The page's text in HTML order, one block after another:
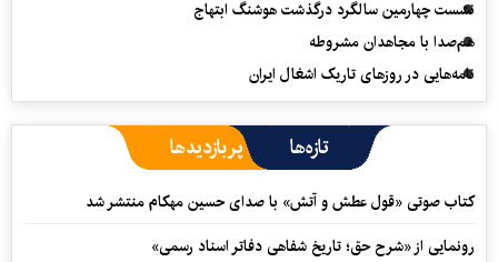
نشست چهارمین سالگرد درگذشت هوشنگ ابتهاج
هم‌صدا با مجاهدان مشروطه
نامه‌هایی در روزهای تاریک اشغال ایران
تازه‌ها پربازدیدها
کتاب صوتی «قول عطش و آتش» با صدای حسین مهکام منتشر شد
رونمایی از «شرح حق؛ تاریخ شفاهی دفاتر اسناد رسمی»